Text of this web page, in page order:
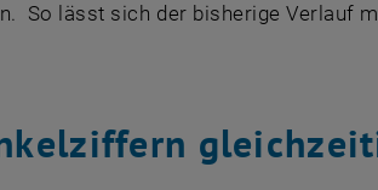
So lässt sich der bisherige Verlauf